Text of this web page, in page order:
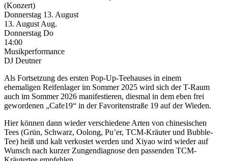
(Konzert)
Donnerstag 13. August
13. August Aug.
Donnerstag Do
14:00
Musikperformance
DJ Deutner
Als Fortsetzung des ersten Pop-Up-Teehauses in einem
ehemaligen Reifenlager im Sommer 2025 wird sich der T-Raum
auch im Sommer 2026 manifestieren, diesmal in dem eben frei
gewordenen „Cafe19“ in der Favoritenstraße 19 auf der Wieden.
Hier können dann wieder verschiedene Arten von chinesischen
Tees (Grün, Schwarz, Oolong, Pu’er, TCM-Kräuter und Bubble-
Tee) heiß und kalt verkostet werden und Xiyao wird wieder auf
Wunsch nach kurzer Zungendiagnose den passenden TCM-